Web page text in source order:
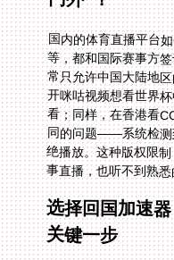
国内的体育直播平台
等，都和国际赛事方签
常只允许中国大陆地区
开咪咕视频想看世界
看；同样，在香港看
同的问题——系统检测
绝播放。这种版权限制
事直播，也听不到熟
选择回国加速
关键一步